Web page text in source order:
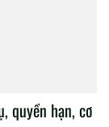
quyền hạn, cơ